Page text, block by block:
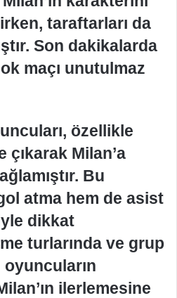
taraftarları da
Son dakikalarda
maçı unutulmaz
özellikle
Milan’a
Bu
atma hem de asist
dikkat
turlarında ve grup
oyuncuların
ilerlemesine